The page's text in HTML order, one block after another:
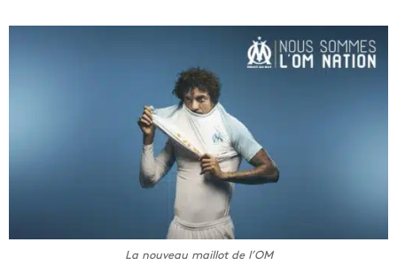
La nouveau maillot de l’OM